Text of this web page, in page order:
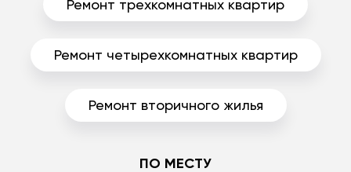
Ремонт трехкомнатных квартир
Ремонт четырехкомнатных квартир
Ремонт вторичного жилья
ПО МЕСТУ